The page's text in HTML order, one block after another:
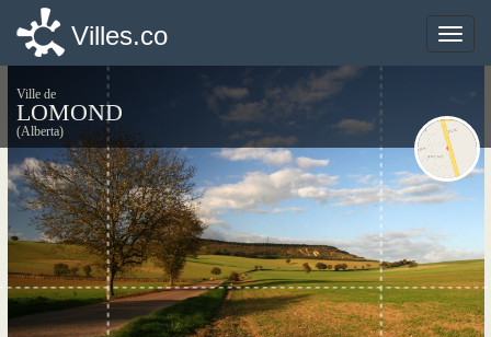
Toggle
Villes.co
Ville de
LOMOND
(Alberta)
Toggle
Villes.co